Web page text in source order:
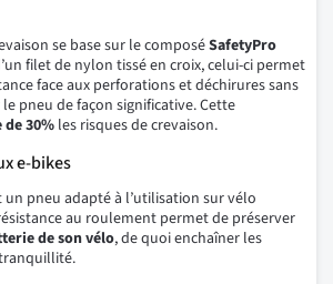
se base sur le composéSafetyPro
filet de nylon tissé en croix, celui-ci permet
face aux perforations et déchirures sans
pneu de façon significative. Cette
30%les risques de crevaison.
e-bikes
un pneu adapté à l’utilisation sur vélo
au roulement permet de préserver
de son vélo, de quoi enchaîner les